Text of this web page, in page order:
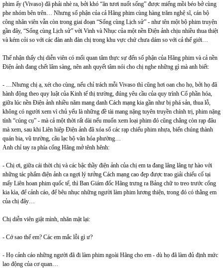
phim ấy (Vivaso) đã phải nhè ra, bởi khó “ăn tươi nuốt sống” được miếng mồi béo bở cùng
phe nhóm bên trên… Nhưng số phận của cả Hãng phim cùng hàng trăm nghệ sĩ, cán bộ
công nhân viên vẫn còn trong giai đoạn “Sống cùng Lịch sử” - như tên một bộ phim truyện
gần đây, “Sống cùng Lịch sử” với Vinh và Nhục của một nền Điện ảnh chịu nhiều thua thiệt
và kém cỏi so với các đàn anh đàn chị trong khu vực chứ chưa dám so với cả thế giới…
Thế nhận thấy chị diễn viên có mối quan tâm thực sự đến số phận của Hãng phim và cả nền
Điện ảnh đang chết lâm sàng, nên anh quyết tâm nói cho chị nghe những gì mà anh biết:
- …Nhưng chị ạ, xét cho cùng, nếu chỉ trách mỗi Vivaso thì cũng hơi oan cho họ, bởi họ đã
hành động theo quy luật của Kinh tế thị trường, đúng yêu cầu của quy trình Cổ phần hóa,
giữa lúc nền Điện ảnh nhiều năm mang danh Cách mạng kia gần như bị phá sản, thua lỗ,
không có người xem vì chủ yếu là những đề tài mang nặng tuyên truyền chính trị, phim nặng
tính “cúng cụ” - mà cả một thời rất dài nếu muốn xem loại phim đó cũng chẳng còn rạp đâu
mà xem, sau khi Liên hiệp Điện ảnh đã xóa sổ các rạp chiếu phim nhựa, biến chúng thành
quán bia, vũ trường, câu lạc bộ văn hóa phường…
Anh chỉ tay ra phía cổng Hãng mở tênh hênh:
- Chị ơi, giữa cái thời chị và các bậc thầy điện ảnh của chị em ta đang lâng lâng tự hào với
những tác phẩm điện ảnh ca ngợi lý tưởng Cách mạng cao đẹp được trao giải chiếu cố tại
mấy Liên hoan phim quốc tế, thì Ban Giám đốc Hãng trưng ra Bảng chữ to treo trước cổng
kia kìa, để cảnh cáo, để bêu nhục những người làm phim lương thiện, trong đó có thằng em
của chị đây…
Chị diễn viên giật mình, nhăn mặt lại:
- Cớ sao thế em? Các em mắc lỗi gì ư?
- Họ cảnh cáo những người đã đi làm phim ngoài Hãng cho em - dù họ đã làm đủ định mức
lao động của cơ quan…